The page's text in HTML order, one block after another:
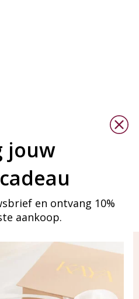
jouw
en ontvang 10%
aankoop.